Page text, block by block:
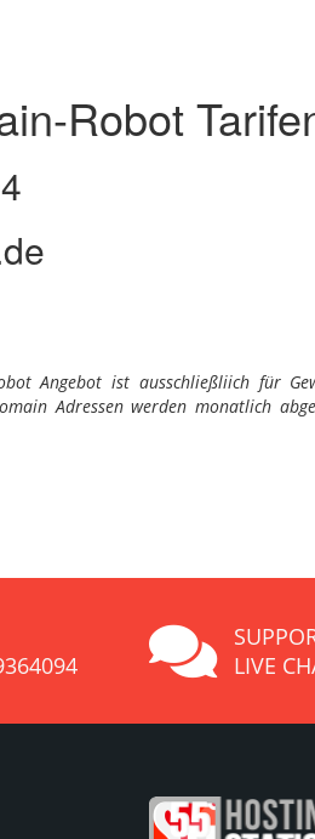
Robot
Angebot ist ausschließliich für
Adressen werden monatlich
LIVE